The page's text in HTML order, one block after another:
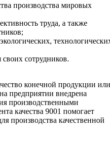
производства мировых
труда, а также
сотрудников.
конечной продукции или
предприятии внедрена
производственными
качества 9001 помогает
производства качественной